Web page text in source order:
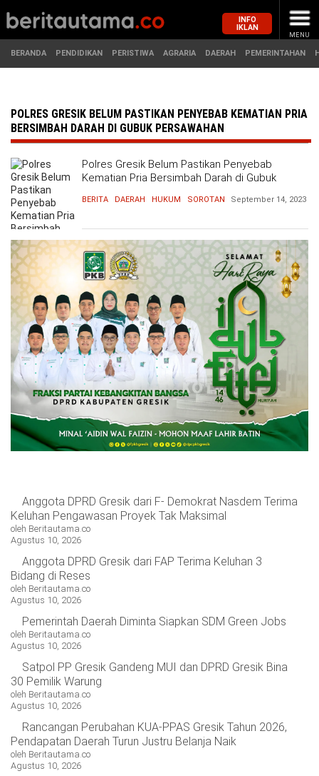
MASUK
BERANDA
PERISTIWA
AGRARIA
DAERAH
PEMERINTAHAN
OPINI
PENDIDIKAN
HUKUM
EKONOMI
OLAHRAGA
PENDIDIKAN
HIBURAN
BERITABARU.CO
KABARBARU.CO
SERIKATNEWS.COM
PEWARTANUSANTARA.COM
LANGGAR.CO
JOBNAS.COM
SURAU.CO
REDAKSI
TENTANG
KERJASAMA
PEDOMAN
MEDIA
CYBER
INFO
IKLAN
MENU
BERANDA PENDIDIKAN PERISTIWA AGRARIA DAERAH PEMERINTAHAN
POLRES GRESIK BELUM PASTIKAN PENYEBAB KEMATIAN PRIA
BERSIMBAH DARAH DI GUBUK PERSAWAHAN
Polres Gresik Belum Pastikan Penyebab
Kematian Pria Bersimbah Darah di Gubuk
BERITA DAERAH HUKUM SOROTAN September 14, 2023
Anggota DPRD Gresik dari F- Demokrat Nasdem Terima
Keluhan Pengawasan Proyek Tak Maksimal
oleh Beritautama.co
Agustus 10, 2026
Anggota DPRD Gresik dari FAP Terima Keluhan 3
Bidang di Reses
oleh Beritautama.co
Agustus 10, 2026
Pemerintah Daerah Diminta Siapkan SDM Green Jobs
oleh Beritautama.co
Agustus 10, 2026
Satpol PP Gresik Gandeng MUI dan DPRD Gresik Bina
30 Pemilik Warung
oleh Beritautama.co
Agustus 10, 2026
Rancangan Perubahan KUA-PPAS Gresik Tahun 2026,
Pendapatan Daerah Turun Justru Belanja Naik
oleh Beritautama.co
Agustus 10, 2026